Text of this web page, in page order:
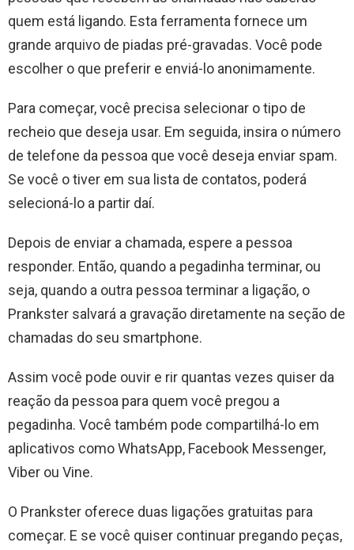
quem está ligando. Esta ferramenta fornece um
grande arquivo de piadas pré-gravadas. Você pode
escolher o que preferir e enviá-lo anonimamente.
Para começar, você precisa selecionar o tipo de
recheio que deseja usar. Em seguida, insira o número
de telefone da pessoa que você deseja enviar spam.
Se você o tiver em sua lista de contatos, poderá
selecioná-lo a partir daí.
Depois de enviar a chamada, espere a pessoa
responder. Então, quando a pegadinha terminar, ou
seja, quando a outra pessoa terminar a ligação, o
Prankster salvará a gravação diretamente na seção de
chamadas do seu smartphone.
Assim você pode ouvir e rir quantas vezes quiser da
reação da pessoa para quem você pregou a
pegadinha. Você também pode compartilhá-lo em
aplicativos como WhatsApp, Facebook Messenger,
Viber ou Vine.
O Prankster oferece duas ligações gratuitas para
começar. E se você quiser continuar pregando peças,